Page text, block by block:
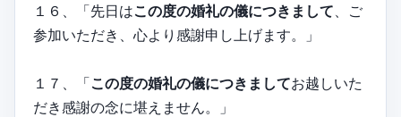
１６、「先日はこの度の婚礼の儀につきまして 、ご
参加いただき、心より感謝申し上げます。」
１７、「この度の婚礼の儀につきましてお越しいた
だき感謝の念に堪えません。」